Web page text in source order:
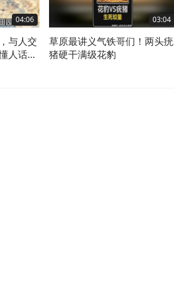
04:06
与人交
人话，
03:04
草原最讲义气铁哥们！两头疣
猪硬干满级花豹